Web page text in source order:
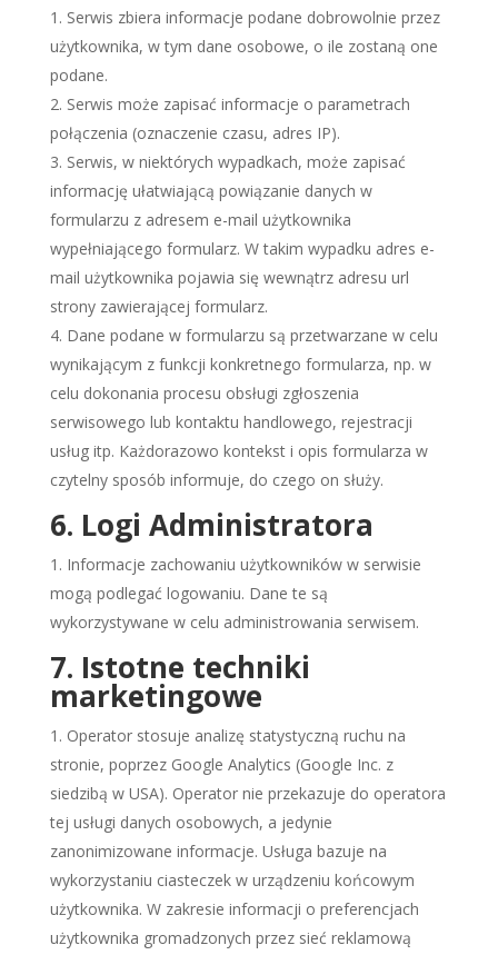
Serwis zbiera informacje podane dobrowolnie przez
użytkownika, w tym dane osobowe, o ile zostaną one
podane.
Serwis może zapisać informacje o parametrach
połączenia (oznaczenie czasu, adres IP).
Serwis, w niektórych wypadkach, może zapisać
informację ułatwiającą powiązanie danych w
formularzu z adresem e-mail użytkownika
wypełniającego formularz. W takim wypadku adres e-
mail użytkownika pojawia się wewnątrz adresu url
strony zawierającej formularz.
Dane podane w formularzu są przetwarzane w celu
wynikającym z funkcji konkretnego formularza, np. w
celu dokonania procesu obsługi zgłoszenia
serwisowego lub kontaktu handlowego, rejestracji
usług itp. Każdorazowo kontekst i opis formularza w
czytelny sposób informuje, do czego on służy.
6. Logi Administratora
Informacje zachowaniu użytkowników w serwisie
mogą podlegać logowaniu. Dane te są
wykorzystywane w celu administrowania serwisem.
7. Istotne techniki
marketingowe
Operator stosuje analizę statystyczną ruchu na
stronie, poprzez Google Analytics (Google Inc. z
siedzibą w USA). Operator nie przekazuje do operatora
tej usługi danych osobowych, a jedynie
zanonimizowane informacje. Usługa bazuje na
wykorzystaniu ciasteczek w urządzeniu końcowym
użytkownika. W zakresie informacji o preferencjach
użytkownika gromadzonych przez sieć reklamową